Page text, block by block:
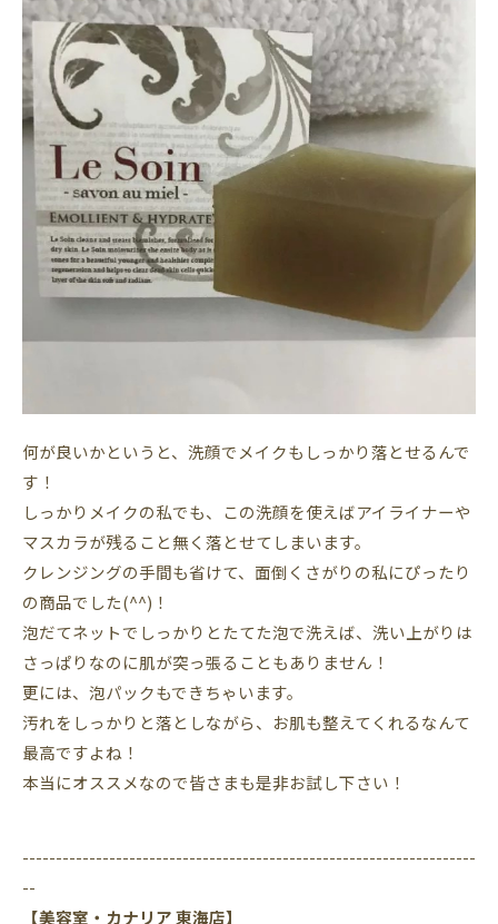
何が良いかというと、洗顔でメイクもしっかり落とせるんで
す！
しっかりメイクの私でも、この洗顔を使えばアイライナーや
マスカラが残ること無く落とせてしまいます。
クレンジングの手間も省けて、面倒くさがりの私にぴったり
の商品でした(^^)！
泡だてネットでしっかりとたてた泡で洗えば、洗い上がりは
さっぱりなのに肌が突っ張ることもありません！
更には、泡パックもできちゃいます。
汚れをしっかりと落としながら、お肌も整えてくれるなんて
最高ですよね！
本当にオススメなので皆さまも是非お試し下さい！
--------------------------------------------------------------------
--
【美容室・カナリア 東海店】